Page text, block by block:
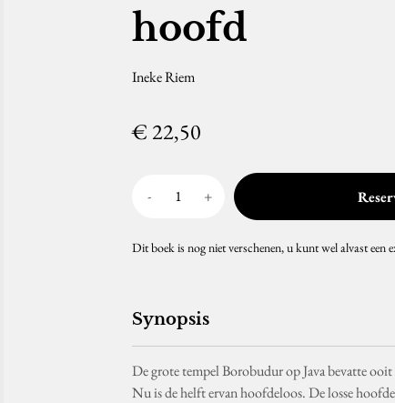
hoofd
Ineke Riem
€ 22,50
Dit boek is nog niet verschenen, u kunt wel alvast een
Synopsis
De grote tempel Borobudur op Java bevatte
Nu is de helft ervan hoofdeloos. De losse